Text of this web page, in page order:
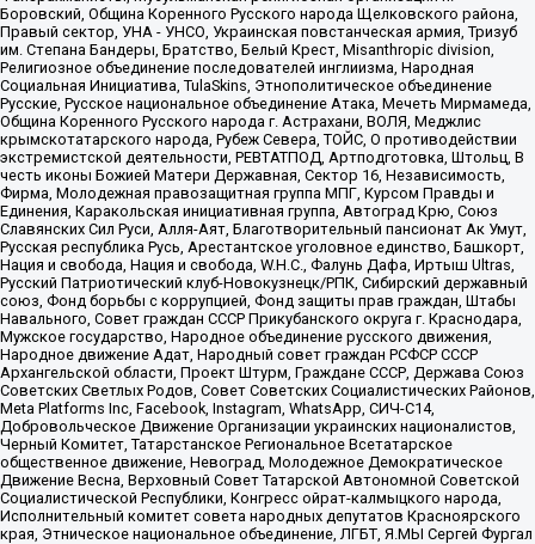
Боровский, Община Коренного Русского народа Щелковского района,
Правый сектор, УНА - УНСО, Украинская повстанческая армия, Тризуб
им. Степана Бандеры, Братство, Белый Крест, Misanthropic division,
Религиозное объединение последователей инглиизма, Народная
Социальная Инициатива, TulaSkins, Этнополитическое объединение
Русские, Русское национальное объединение Атака, Мечеть Мирмамеда,
Община Коренного Русского народа г. Астрахани, ВОЛЯ, Меджлис
крымскотатарского народа, Рубеж Севера, ТОЙС, О противодействии
экстремистской деятельности, РЕВТАТПОД, Артподготовка, Штольц, В
честь иконы Божией Матери Державная, Сектор 16, Независимость,
Фирма, Молодежная правозащитная группа МПГ, Курсом Правды и
Единения, Каракольская инициативная группа, Автоград Крю, Союз
Славянских Сил Руси, Алля-Аят, Благотворительный пансионат Ак Умут,
Русская республика Русь, Арестантское уголовное единство, Башкорт,
Нация и свобода, Нация и свобода, W.H.С., Фалунь Дафа, Иртыш Ultras,
Русский Патриотический клуб-Новокузнецк/РПК, Сибирский державный
союз, Фонд борьбы с коррупцией, Фонд защиты прав граждан, Штабы
Навального, Совет граждан СССР Прикубанского округа г. Краснодара,
Мужское государство, Народное объединение русского движения,
Народное движение Адат, Народный совет граждан РСФСР СССР
Архангельской области, Проект Штурм, Граждане СССР, Держава Союз
Советских Светлых Родов, Совет Советских Социалистических Районов,
Meta Platforms Inc, Facebook, Instagram, WhatsApp, СИЧ-С14,
Добровольческое Движение Организации украинских националистов,
Черный Комитет, Татарстанское Региональное Всетатарское
общественное движение, Невоград, Молодежное Демократическое
Движение Весна, Верховный Совет Татарской Автономной Советской
Социалистической Республики, Конгресс ойрат-калмыцкого народа,
Исполнительный комитет совета народных депутатов Красноярского
края, Этническое национальное объединение, ЛГБТ, Я.МЫ Сергей Фургал